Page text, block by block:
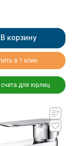
В корзину
в 1 клик
для юрлиц